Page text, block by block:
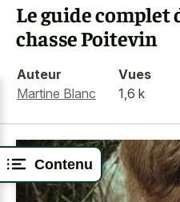
Contenu
Le guide complet
chasse Poitevin
Auteur
Martine Blanc
Vues
1,6 k